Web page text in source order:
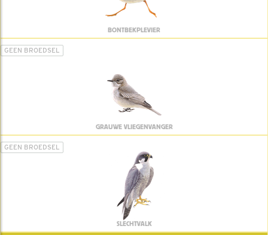
BONTBEKPLEVIER
GEEN BROEDSEL
GRAUWE VLIEGENVANGER
GEEN BROEDSEL
SLECHTVALK